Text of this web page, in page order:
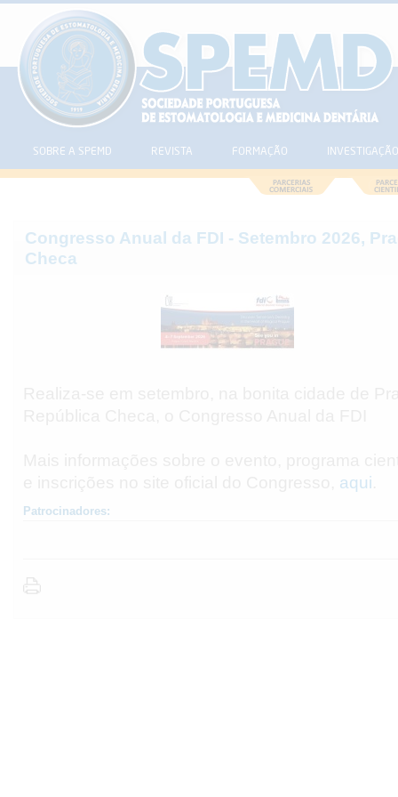
SOBRE A SPEMD REVISTA FORMAÇÃO INVESTIGAÇÃO
Congresso Anual da FDI - Setembro 2026,
Checa
aqui
Patrocinadores: